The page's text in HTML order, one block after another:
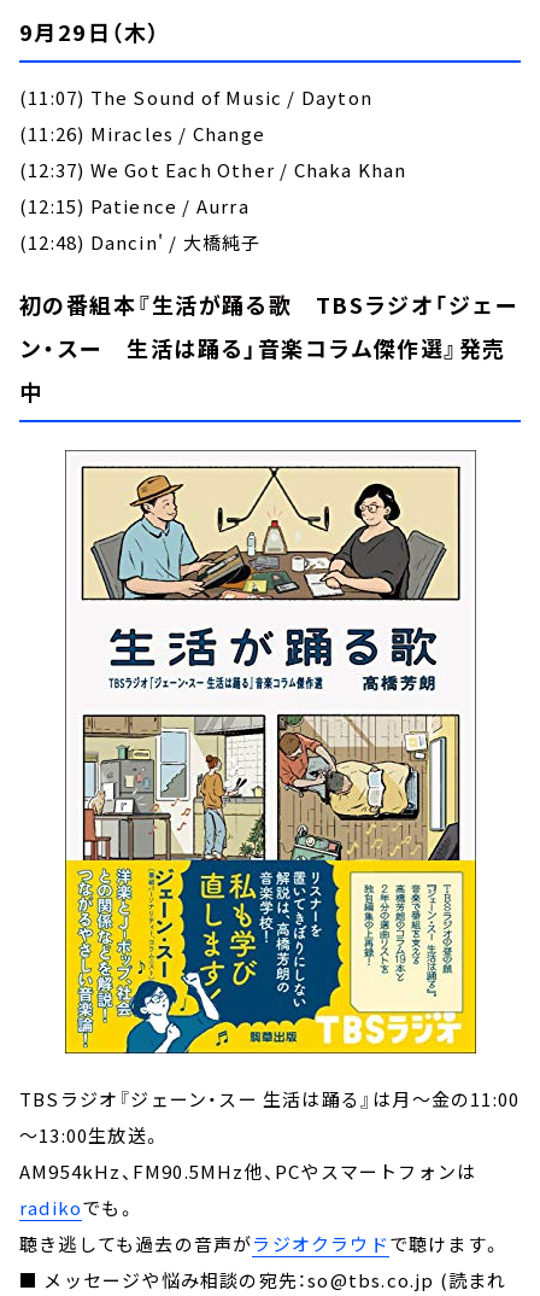
9月29日（木）
(11:07) The Sound of Music / Dayton
(11:26) Miracles / Change
(12:37) We Got Each Other / Chaka Khan
(12:15) Patience / Aurra
(12:48) Dancin' / 大橋純子
初の番組本『生活が踊る歌 TBSラジオ「ジェー
ン・スー 生活は踊る」音楽コラム傑作選』発売
中
TBSラジオ『ジェーン・スー 生活は踊る』は月～金の11:00
～13:00生放送。
AM954kHz、FM90.5MHz他、PCやスマートフォンは
radikoでも。
聴き逃しても過去の音声がラジオクラウドで聴けます。
■ メッセージや悩み相談の宛先：so@tbs.co.jp (読まれ